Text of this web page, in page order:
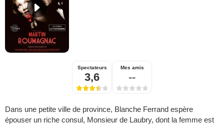
Spectateurs
3,6
Mes amis
--
Dans une petite ville de province, Blanche Ferrand espère
épouser un riche consul, Monsieur de Laubry, dont la femme est